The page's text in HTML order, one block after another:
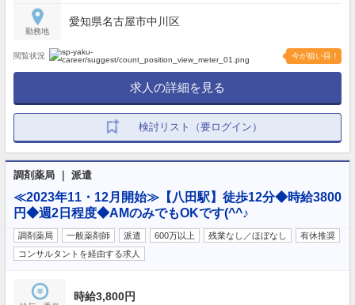
勤務地
愛知県名古屋市中川区
閲覧状況 今が狙い目！
求人の詳細を見る
検討リスト（要ログイン）
調剤薬局 ｜ 派遣
≪2023年11・12月開始≫【八田駅】徒歩12分◆時給3800
円◆週2日程度◆AMのみでもOKです(^^♪
調剤薬局 一般薬剤師 派遣 600万以上 残業なし／ほぼなし
有休推奨
コンサルタントを経由する求人
時給3,800円